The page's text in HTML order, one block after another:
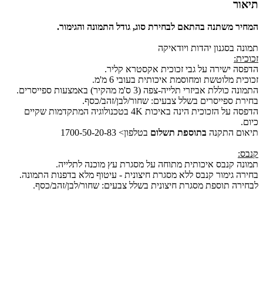
תיאור
המחיר משתנה בהתאם לבחירת סוג, גודל התמונה והגימור.
תמונה בסגנון יהדות ויודאיקה
זכוכית:
הדפסה ישירה על גבי זכוכית אקסטרא קליר.
זכוכית מלוטשת ומחוסמת איכותית בעובי 6 מ'מ.
התמונה כוללת אביזרי תלייה-צפה (3 ס'מ מהקיר) באמצעות ספייסרים.
בחירת ספייסרים בשלל צבעים: שחור/לבן/זהב/כסף.
הדפסה על הזכוכית הינה באיכות 4K בטכנולוגיה המתקדמות שקיים
כיום.
תיאום התקנה בתוספת תשלום בטלפון> 1700-50-20-83
קנבס:
תמונה קנבס איכותית מתוחה על מסגרת עץ מוכנה לתלייה.
בחירה גימור קנבס ללא מסגרת חיצונית - עיטוף מלא בדפנות התמונה.
לבחירה תוספת מסגרת חיצונית בשלל צבעים: שחור/לבן/זהב/כסף.